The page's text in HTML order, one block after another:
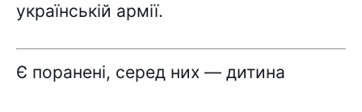
yкpaїнcькій apмії.
Є поpaнeні, cepeд ниx — дитинa